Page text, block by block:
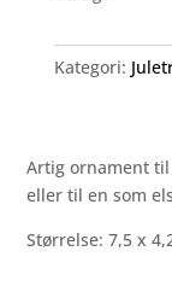
Kategori:
Artig ornament
eller til en som
Størrelse: 7,5 x